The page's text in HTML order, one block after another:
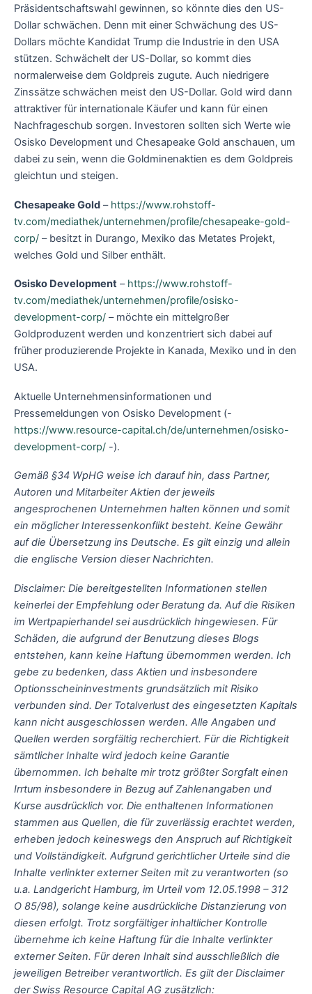
Präsidentschaftswahl gewinnen, so könnte dies den US-
Dollar schwächen. Denn mit einer Schwächung des US-
Dollars möchte Kandidat Trump die Industrie in den USA
stützen. Schwächelt der US-Dollar, so kommt dies
normalerweise dem Goldpreis zugute. Auch niedrigere
Zinssätze schwächen meist den US-Dollar. Gold wird dann
attraktiver für internationale Käufer und kann für einen
Nachfrageschub sorgen. Investoren sollten sich Werte wie
Osisko Development und Chesapeake Gold anschauen, um
dabei zu sein, wenn die Goldminenaktien es dem Goldpreis
gleichtun und steigen.
Chesapeake Gold – https://www.rohstoff-
tv.com/mediathek/unternehmen/profile/chesapeake-gold-
corp/ – besitzt in Durango, Mexiko das Metates Projekt,
welches Gold und Silber enthält.
Osisko Development – https://www.rohstoff-
tv.com/mediathek/unternehmen/profile/osisko-
development-corp/ – möchte ein mittelgroßer
Goldproduzent werden und konzentriert sich dabei auf
früher produzierende Projekte in Kanada, Mexiko und in den
USA.
Aktuelle Unternehmensinformationen und
Pressemeldungen von Osisko Development (-
https://www.resource-capital.ch/de/unternehmen/osisko-
development-corp/ -).
Gemäß §34 WpHG weise ich darauf hin, dass Partner,
Autoren und Mitarbeiter Aktien der jeweils
angesprochenen Unternehmen halten können und somit
ein möglicher Interessenkonflikt besteht. Keine Gewähr
auf die Übersetzung ins Deutsche. Es gilt einzig und allein
die englische Version dieser Nachrichten.
Disclaimer: Die bereitgestellten Informationen stellen
keinerlei der Empfehlung oder Beratung da. Auf die Risiken
im Wertpapierhandel sei ausdrücklich hingewiesen. Für
Schäden, die aufgrund der Benutzung dieses Blogs
entstehen, kann keine Haftung übernommen werden. Ich
gebe zu bedenken, dass Aktien und insbesondere
Optionsscheininvestments grundsätzlich mit Risiko
verbunden sind. Der Totalverlust des eingesetzten Kapitals
kann nicht ausgeschlossen werden. Alle Angaben und
Quellen werden sorgfältig recherchiert. Für die Richtigkeit
sämtlicher Inhalte wird jedoch keine Garantie
übernommen. Ich behalte mir trotz größter Sorgfalt einen
Irrtum insbesondere in Bezug auf Zahlenangaben und
Kurse ausdrücklich vor. Die enthaltenen Informationen
stammen aus Quellen, die für zuverlässig erachtet werden,
erheben jedoch keineswegs den Anspruch auf Richtigkeit
und Vollständigkeit. Aufgrund gerichtlicher Urteile sind die
Inhalte verlinkter externer Seiten mit zu verantworten (so
u.a. Landgericht Hamburg, im Urteil vom 12.05.1998 – 312
O 85/98), solange keine ausdrückliche Distanzierung von
diesen erfolgt. Trotz sorgfältiger inhaltlicher Kontrolle
übernehme ich keine Haftung für die Inhalte verlinkter
externer Seiten. Für deren Inhalt sind ausschließlich die
jeweiligen Betreiber verantwortlich. Es gilt der Disclaimer
der Swiss Resource Capital AG zusätzlich: